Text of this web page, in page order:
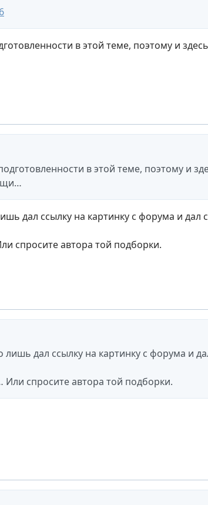
в этой теме, поэтому и
в этой теме, поэтому и
дал ссылку на картинку с форума и дал
спросите автора той подборки.
дал ссылку на картинку с форума и
спросите автора той подборки.